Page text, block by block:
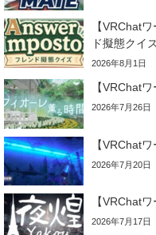
【VRChat
ド擬態クイ
2026年8月1日
【VRChat
2026年7月26日
【VRChat
2026年7月20日
【VRChat
2026年7月17日